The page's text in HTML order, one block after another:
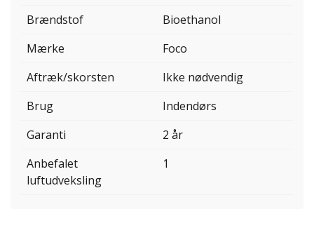
Brændstof
Bioethanol
Mærke
Foco
Aftræk/skorsten
Ikke nødvendig
Brug
Indendørs
Garanti
2 år
Anbefalet
luftudveksling
1